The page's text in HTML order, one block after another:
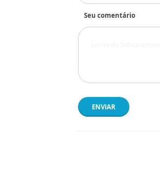
Seu comentário
ENVIAR